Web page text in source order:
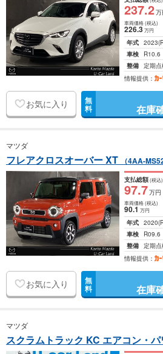
237.2万
車両価格(税込)
226.3万円
年式 2023
車検
R10.6
整備 定期
情報提供：
お気に入り 無
料 在庫
マツダ
フレアクロスオーバー XT （4AA-
支払総額(税込)
97.7万円
車両価格(税込)
90.1万円
年式 2020
車検
R09.6
整備 定期
情報提供：
お気に入り 無
料 在庫
マツダ
スクラムトラック KC エアコン・